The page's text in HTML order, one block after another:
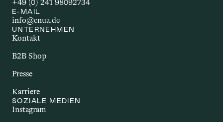
AUTOIMMUNERKR
ANKUNG
chronische Störungen, bei denen das
Arthritis oder Morbus Crohn. Sie gehen
häufig mit Entzündungen und einer
+49 (0) 241 98092734
E-MAIL
info@enua.de
UNTERNEHMEN
Kontakt
B2B Shop
Presse
Karriere
SOZIALE MEDIEN
Instagram